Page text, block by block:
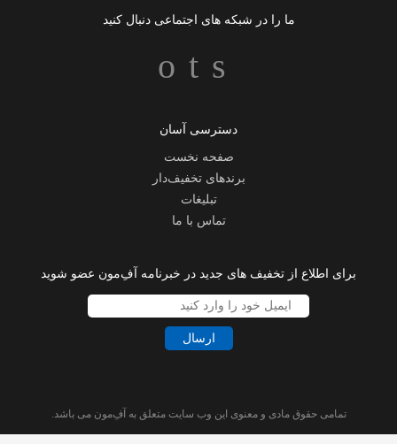
ما را در شبکه های اجتماعی دنبال کنید
دسترسی آسان
صفحه نخست
برندهای تخفیف‌دار
تبلیغات
تماس با ما
برای اطلاع از تخفیف های جدید در خبرنامه آفِ‌مون عضو شوید
ارسال
تمامی حقوق مادی و معنوی این وب سایت متعلق به آفِ‌مون می باشد.